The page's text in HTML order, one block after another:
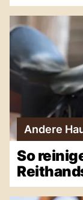
Andere
So